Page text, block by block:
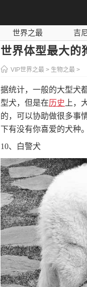
世界之最 吉
影视之最
奇
世界体型最大的
VIP世界之最 > 生物之最 >
据统计，一般的大型犬
型犬，但是在历史 上，
的，可以协助做很多事
下有没有你喜爱的犬种。
10、白警犬